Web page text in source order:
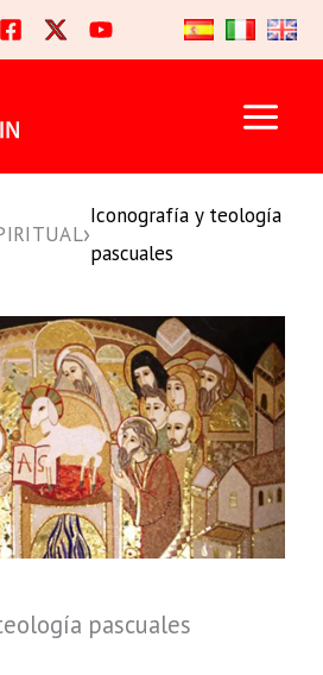
›
Iconografía y teología
pascuales
pascuales